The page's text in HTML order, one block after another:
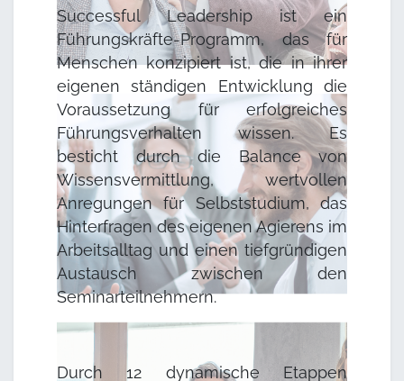
Successful Leadership ist ein
Führungskräfte-Programm, das für
Menschen konzipiert ist, die in ihrer
eigenen ständigen Entwicklung die
Voraussetzung für erfolgreiches
Führungsverhalten wissen. Es
besticht durch die Balance von
Wissensvermittlung, wertvollen
Anregungen für Selbststudium, das
Hinterfragen des eigenen Agierens im
Arbeitsalltag und einen tiefgründigen
Austausch zwischen den
Seminarteilnehmern.
Durch 12 dynamische Etappen